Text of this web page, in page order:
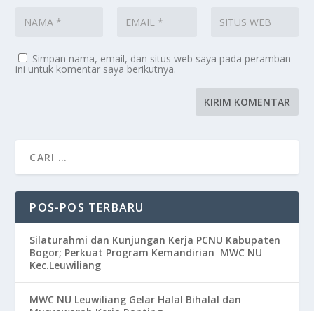
Simpan nama, email, dan situs web saya pada peramban
ini untuk komentar saya berikutnya.
POS-POS TERBARU
Silaturahmi dan Kunjungan Kerja PCNU Kabupaten
Bogor; Perkuat Program Kemandirian MWC NU
Kec.Leuwiliang
MWC NU Leuwiliang Gelar Halal Bihalal dan